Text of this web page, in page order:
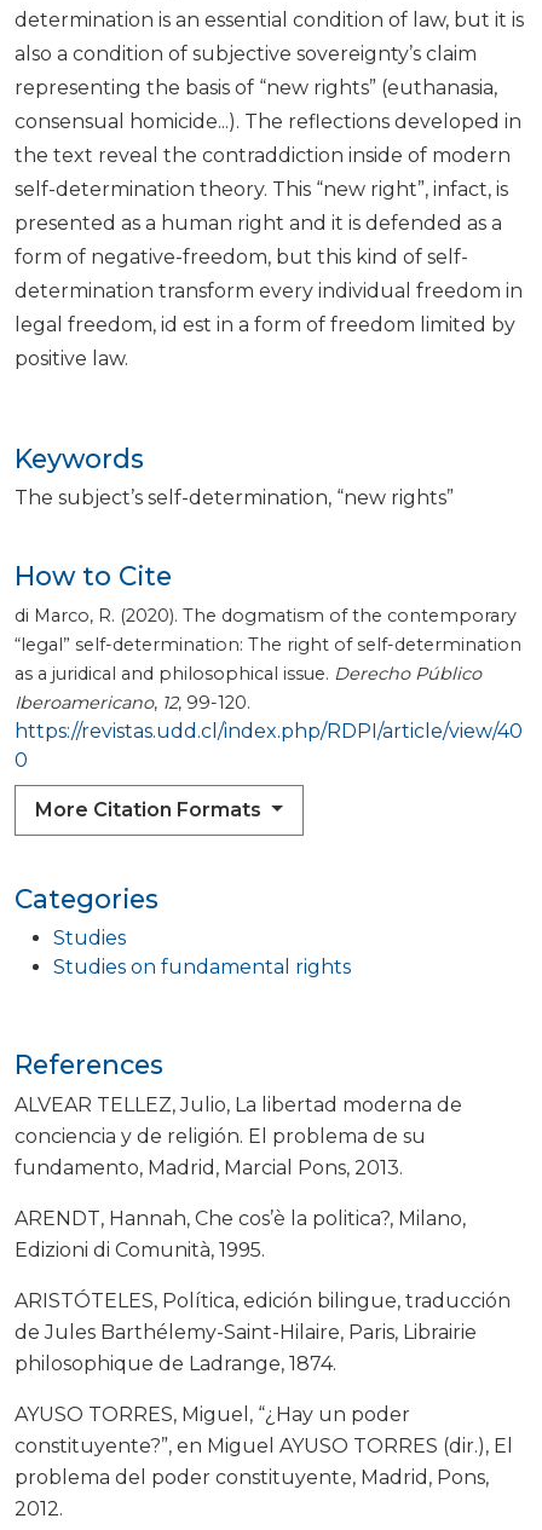
Keywords
The subject’s self-determination “new rights”
Categories
Studies
Studies on fundamental rights
How to Cite
di Marco, R. (2020). The dogmatism of the contemporary
“legal” self-determination: The right of self-determination
as a juridical and philosophical issue. Derecho Público
Iberoamericano, 12, 99-120.
https://revistas.udd.cl/index.php/RDPI/article/view/40
0
More Citation Formats
determination is an essential condition of law, but it is
also a condition of subjective sovereignty’s claim
representing the basis of “new rights” (euthanasia,
consensual homicide...). The reflections developed in
the text reveal the contraddiction inside of modern
self-determination theory. This “new right”, infact, is
presented as a human right and it is defended as a
form of negative-freedom, but this kind of self-
determination transform every individual freedom in
legal freedom, id est in a form of freedom limited by
positive law.
References
ALVEAR TELLEZ, Julio, La libertad moderna de
conciencia y de religión. El problema de su
fundamento, Madrid, Marcial Pons, 2013.
ARENDT, Hannah, Che cos’è la politica?, Milano,
Edizioni di Comunità, 1995.
ARISTÓTELES, Política, edición bilingue, traducción
de Jules Barthélemy-Saint-Hilaire, Paris, Librairie
philosophique de Ladrange, 1874.
AYUSO TORRES, Miguel, “¿Hay un poder
constituyente?”, en Miguel AYUSO TORRES (dir.), El
problema del poder constituyente, Madrid, Pons,
2012.